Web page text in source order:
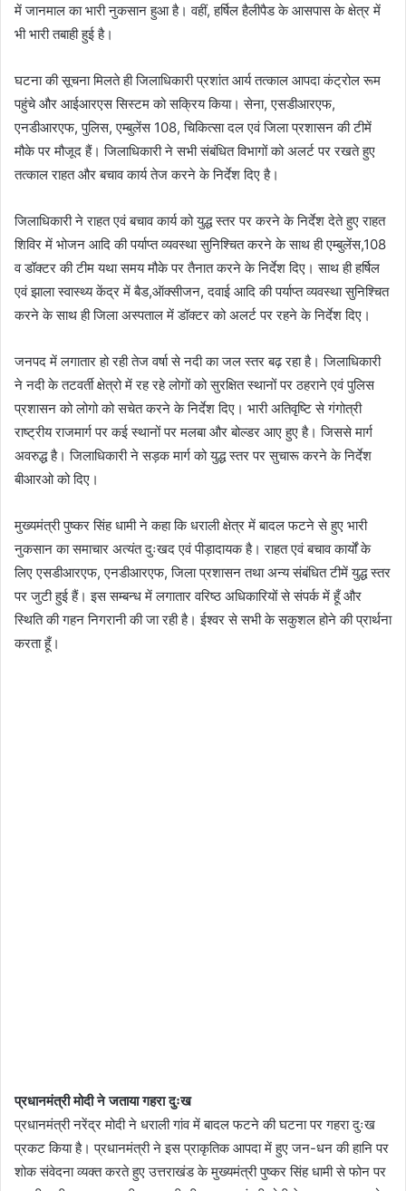
में जानमाल का भारी नुकसान हुआ है। वहीं, हर्षिल हैलीपैड के आसपास के क्षेत्र में
भी भारी तबाही हुई है।
घटना की सूचना मिलते ही जिलाधिकारी प्रशांत आर्य तत्काल आपदा कंट्रोल रूम
पहुंचे और आईआरएस सिस्टम को सक्रिय किया। सेना, एसडीआरएफ,
एनडीआरएफ, पुलिस, एम्बुलेंस 108, चिकित्सा दल एवं जिला प्रशासन की टीमें
मौके पर मौजूद हैं। जिलाधिकारी ने सभी संबंधित विभागों को अलर्ट पर रखते हुए
तत्काल राहत और बचाव कार्य तेज करने के निर्देश दिए है।
जिलाधिकारी ने राहत एवं बचाव कार्य को युद्ध स्तर पर करने के निर्देश देते हुए राहत
शिविर में भोजन आदि की पर्याप्त व्यवस्था सुनिश्चित करने के साथ ही एम्बुलेंस,108
व डॉक्टर की टीम यथा समय मौके पर तैनात करने के निर्देश दिए। साथ ही हर्षिल
एवं झाला स्वास्थ्य केंद्र में बैड,ऑक्सीजन, दवाई आदि की पर्याप्त व्यवस्था सुनिश्चित
करने के साथ ही जिला अस्पताल में डॉक्टर को अलर्ट पर रहने के निर्देश दिए।
जनपद में लगातार हो रही तेज वर्षा से नदी का जल स्तर बढ़ रहा है। जिलाधिकारी
ने नदी के तटवर्ती क्षेत्रो में रह रहे लोगों को सुरक्षित स्थानों पर ठहराने एवं पुलिस
प्रशासन को लोगो को सचेत करने के निर्देश दिए। भारी अतिवृष्टि से गंगोत्री
राष्ट्रीय राजमार्ग पर कई स्थानों पर मलबा और बोल्डर आए हुए है। जिससे मार्ग
अवरुद्ध है। जिलाधिकारी ने सड़क मार्ग को युद्ध स्तर पर सुचारू करने के निर्देश
बीआरओ को दिए।
मुख्यमंत्री पुष्कर सिंह धामी ने कहा कि धराली क्षेत्र में बादल फटने से हुए भारी
नुकसान का समाचार अत्यंत दुःखद एवं पीड़ादायक है। राहत एवं बचाव कार्यों के
लिए एसडीआरएफ, एनडीआरएफ, जिला प्रशासन तथा अन्य संबंधित टीमें युद्ध स्तर
पर जुटी हुई हैं। इस सम्बन्ध में लगातार वरिष्ठ अधिकारियों से संपर्क में हूँ और
स्थिति की गहन निगरानी की जा रही है। ईश्वर से सभी के सकुशल होने की प्रार्थना
करता हूँ।
प्रधानमंत्री मोदी ने जताया गहरा दुःख
प्रधानमंत्री नरेंद्र मोदी ने धराली गांव में बादल फटने की घटना पर गहरा दुःख
प्रकट किया है। प्रधानमंत्री ने इस प्राकृतिक आपदा में हुए जन-धन की हानि पर
शोक संवेदना व्यक्त करते हुए उत्तराखंड के मुख्यमंत्री पुष्कर सिंह धामी से फोन पर